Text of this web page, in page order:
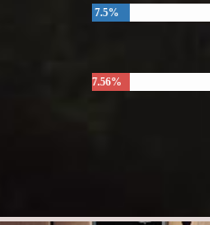
7.5%
7.56%